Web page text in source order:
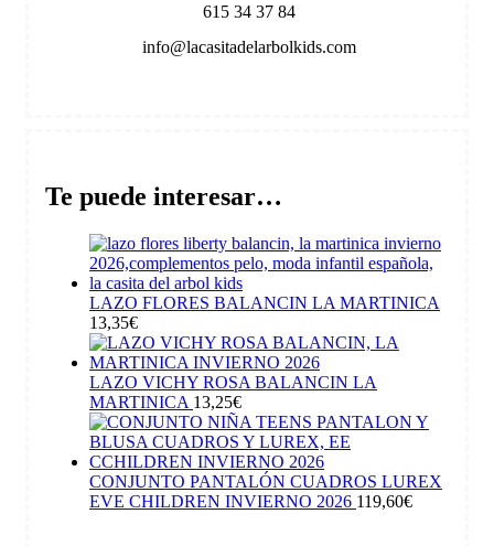
615 34 37 84
info@lacasitadelarbolkids.com
Te puede interesar…
LAZO FLORES BALANCIN LA MARTINICA
13,35€
LAZO VICHY ROSA BALANCIN LA
MARTINICA 13,25€
CONJUNTO PANTALÓN CUADROS LUREX
EVE CHILDREN INVIERNO 2026 119,60€